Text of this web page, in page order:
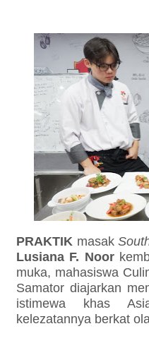
PRAKTIK masak
Lusiana F. Noor
muka, mahasiswa
Samator diajarkan
istimewa khas
kelezatannya berkat